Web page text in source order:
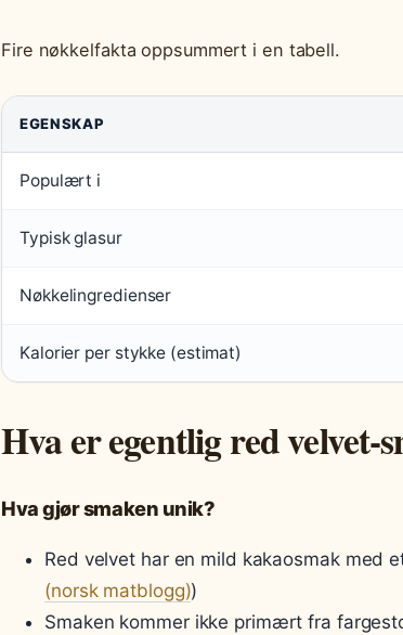
Fire nøkkelfakta oppsummert i en tabell.
EGENSKAP
Populært i
Typisk glasur
Nøkkelingredienser
Kalorier per stykke (estimat)
Hva er egentlig red velvet-
Hva gjør smaken unik?
Red velvet har en mild kakaosmak med
(norsk matblogg))
Smaken kommer ikke primært fra